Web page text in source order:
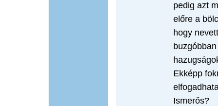
pedig azt
előre a
hogy
Ekképp
Ismerős?